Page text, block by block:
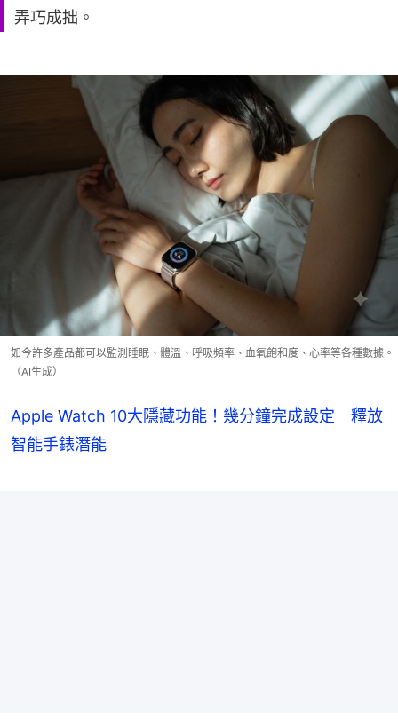
弄巧成拙。
如今許多產品都可以監測睡眠、體溫、呼吸頻率、血氧飽和度、心率等各種數據。
（AI生成）
Apple Watch 10大隱藏功能！幾分鐘完成設定 釋放
智能手錶潛能